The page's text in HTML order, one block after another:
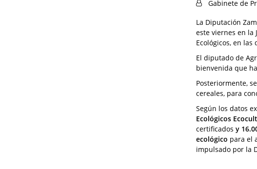
Gabinete de
La Diputación
este viernes en la
Ecológicos, en
El diputado de
bienvenida que
Posteriormente,
cereales, para
Según los datos
Ecológicos
certificados y
ecológico para el
impulsado por la